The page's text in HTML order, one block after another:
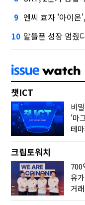
9 엔씨 효자 '아이온
10 알뜰폰 성장 멈췄
챗ICT
비
크립토워치
유
거